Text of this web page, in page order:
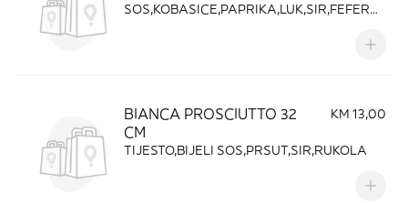
SOS,KOBASICE,PAPRIKA,LUK,SIR,FEFERO
BIANCA PROSCIUTTO 32
CM
KM 13,00
TIJESTO,BIJELI SOS,PRSUT,SIR,RUKOLA